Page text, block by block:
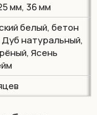
мм, 36 мм
белый, бетон
Дуб натуральный,
Ясень